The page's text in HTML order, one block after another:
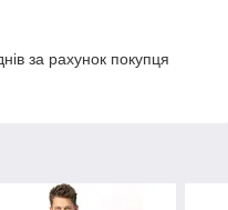
за рахунок покупця